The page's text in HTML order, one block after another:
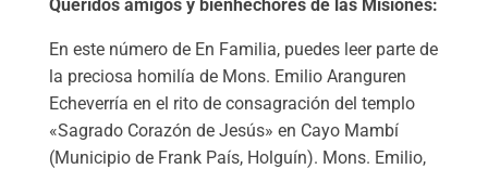
Queridos amigos y bienhechores de las Misiones:
En este número de En Familia, puedes leer parte de
la preciosa homilía de Mons. Emilio Aranguren
Echeverría en el rito de consagración del templo
«Sagrado Corazón de Jesús» en Cayo Mambí
(Municipio de Frank País, Holguín). Mons. Emilio,